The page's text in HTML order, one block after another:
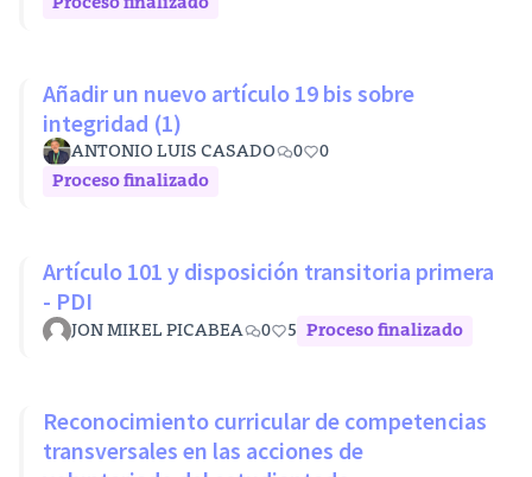
Proceso finalizado
Añadir un nuevo artículo 19 bis sobre
integridad (1)
ANTONIO LUIS CASADO 0
0
Proceso finalizado
Artículo 101 y disposición transitoria primera
- PDI
JON MIKEL PICABEA 0 5 Proceso finalizado
Reconocimiento curricular de competencias
transversales en las acciones de